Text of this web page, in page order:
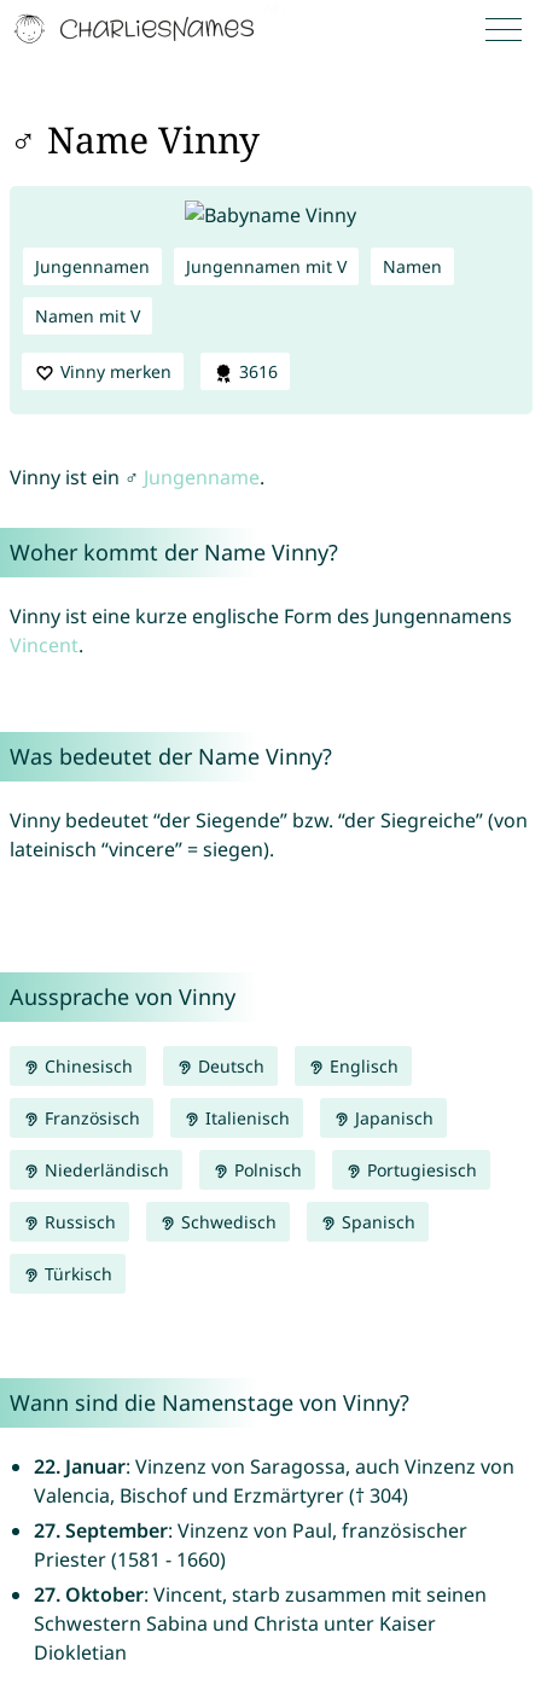
♂ Name Vinny
Jungennamen Jungennamen mit V Namen
Namen mit V
Vinny merken 3616
Vinny ist ein ♂ Jungenname.
Woher kommt der Name Vinny?
Vinny ist eine kurze englische Form des Jungennamens
Vincent.
Was bedeutet der Name Vinny?
Vinny bedeutet “der Siegende” bzw. “der Siegreiche” (von
lateinisch “vincere” = siegen).
Aussprache von Vinny
Chinesisch Deutsch Englisch
Französisch Italienisch Japanisch
Niederländisch Polnisch Portugiesisch
Russisch Schwedisch Spanisch
Türkisch
Wann sind die Namenstage von Vinny?
22. Januar: Vinzenz von Saragossa, auch Vinzenz von
Valencia, Bischof und Erzmärtyrer († 304)
27. September: Vinzenz von Paul, französischer
Priester (1581 - 1660)
27. Oktober: Vincent, starb zusammen mit seinen
Schwestern Sabina und Christa unter Kaiser
Diokletian